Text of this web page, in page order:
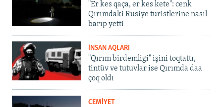
"Er kes qaça, er kes kete": cenk
Qırımdaki Rusiye turistlerine nasıl
barıp yetti
İNSAN AQLARI
"Qırım birdemligi" işini toqtattı,
tintüv ve tutuvlar ise Qırımda daa
çoq oldı
CEMİYET